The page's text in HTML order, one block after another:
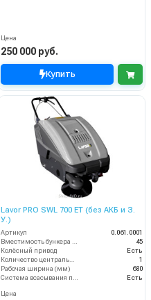
Цена
250 000 руб.
Купить
Lavor PRO SWL 700 ET (без АКБ и З.
У.)
Артикул
0.061.0001
45
Колёсный привод
Есть
1
Рабочая ширина (мм)
680
Есть
Цена